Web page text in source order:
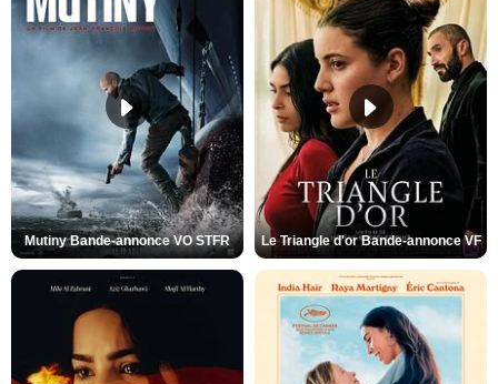
Mutiny Bande-annonce VO STFR Le Triangle d'or Bande-annonce VF